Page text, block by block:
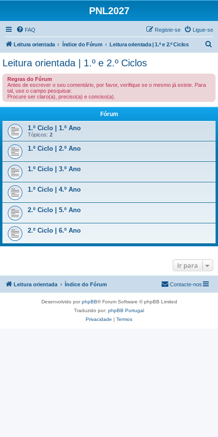
PNL2027
FAQ Ligue-se
Registe-se
Leitura orientada Índice do Fórum Leitura orientada | 1.º e 2.º Ciclos
i
Leitura orientada | 1.º e 2.º Ciclos
Regras do Fórum
Antes de escrever o seu comentário, por favor, verifique se o mesmo já existe. Para
tal, use o campo pesquisar.
Procure ser claro(a), preciso(a) e conciso(a).
Fórum
1.º Ciclo | 1.º Ano
Tópicos: 2
1.º Ciclo | 2.º Ano
1.º Ciclo | 3.º Ano
1.º Ciclo | 4.º Ano
2.º Ciclo | 5.º Ano
2.º Ciclo | 6.º Ano
Ir para
Leitura orientada Índice do Fórum Contacte-nos
Desenvolvido porphpBB® Forum Software © phpBB Limited
Traduzido por: phpBB Portugal
Privacidade | Termos